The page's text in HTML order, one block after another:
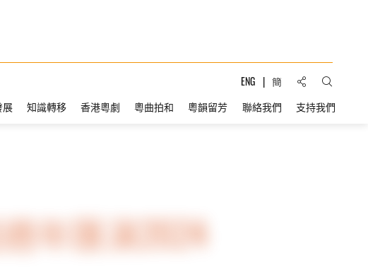
ENG 簡 分享到:打開搜
知識轉移 香港粵劇 粵曲拍和 粵韻留芳 聯絡我們 支持我們
年匯演2024